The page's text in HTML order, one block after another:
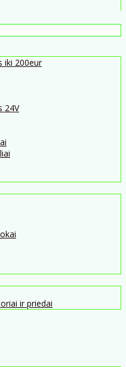
iki 200eur
24V
ir priedai